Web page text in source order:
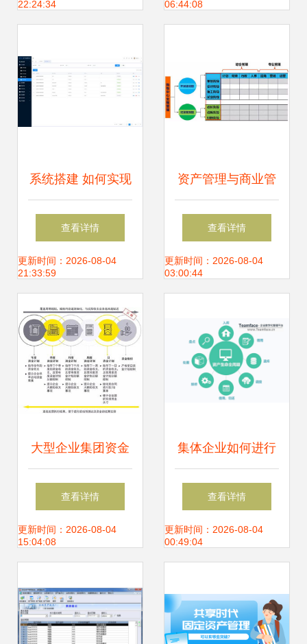
22:24:34
06:44:08
系统搭建 如何实现
企业资产管理效率
的提升
查看详情
更新时间：2026-08-04
21:33:59
资产管理与商业管
理的融合 企业高效
运营的核心路径
查看详情
更新时间：2026-08-04
03:00:44
大型企业集团资金
管理模式的选择策
略
查看详情
更新时间：2026-08-04
15:04:08
集体企业如何进行
企业资产管理？
查看详情
更新时间：2026-08-04
00:49:04